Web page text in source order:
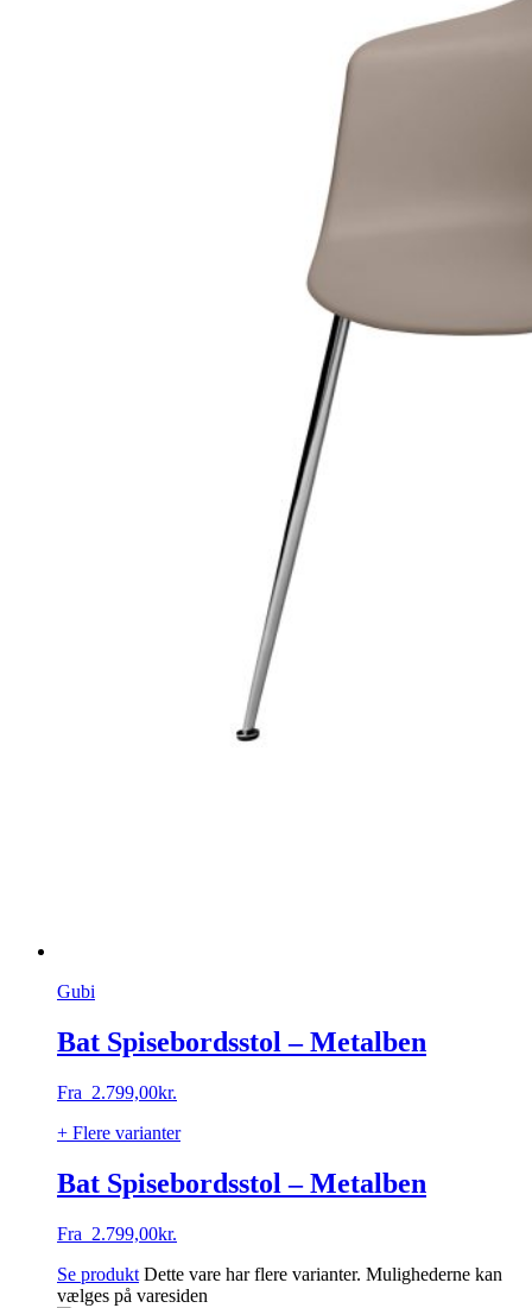
Gubi
Bat Spisebordsstol – Metalben
Fra 2.799,00kr.
+ Flere varianter
Bat Spisebordsstol – Metalben
Fra 2.799,00kr.
Se produkt Dette vare har flere varianter. Mulighederne kan
vælges på varesiden